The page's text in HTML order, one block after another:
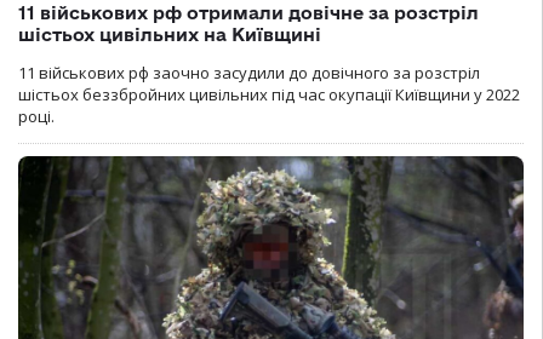
11 військових рф отримали довічне за розстріл
шістьох цивільних на Київщині
11 військових рф заочно засудили до довічного за розстріл
шістьох беззбройних цивільних під час окупації Київщини у 2022
році.